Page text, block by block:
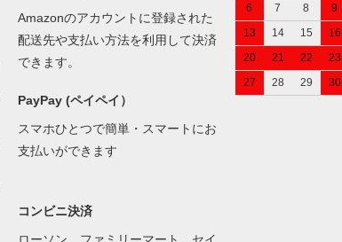
Amazonのアカウントに登録された
配送先や支払い方法を利用して決済
できます。
PayPay (ペイペイ）
スマホひとつで簡単・スマートにお
支払いができます
コンビニ決済
ローソン、ファミリーマート、セイ
6
7 8 9
13
14 15 16
20
21 22 23
27
28 29 30